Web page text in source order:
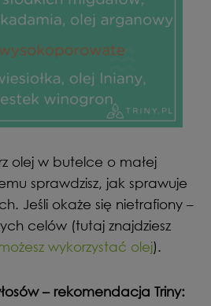
olej w butelce o małej
sprawdzisz, jak sprawuje
Jeśli okaże się nietrafiony –
celów (tutaj znajdziesz
wykorzystać olej).
– rekomendacja Triny: